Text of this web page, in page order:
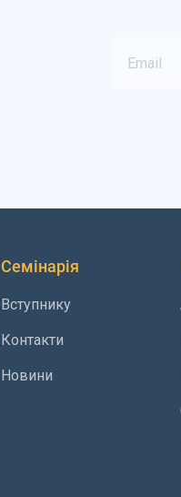
Семінарія
Вступнику
Контакти
Новини